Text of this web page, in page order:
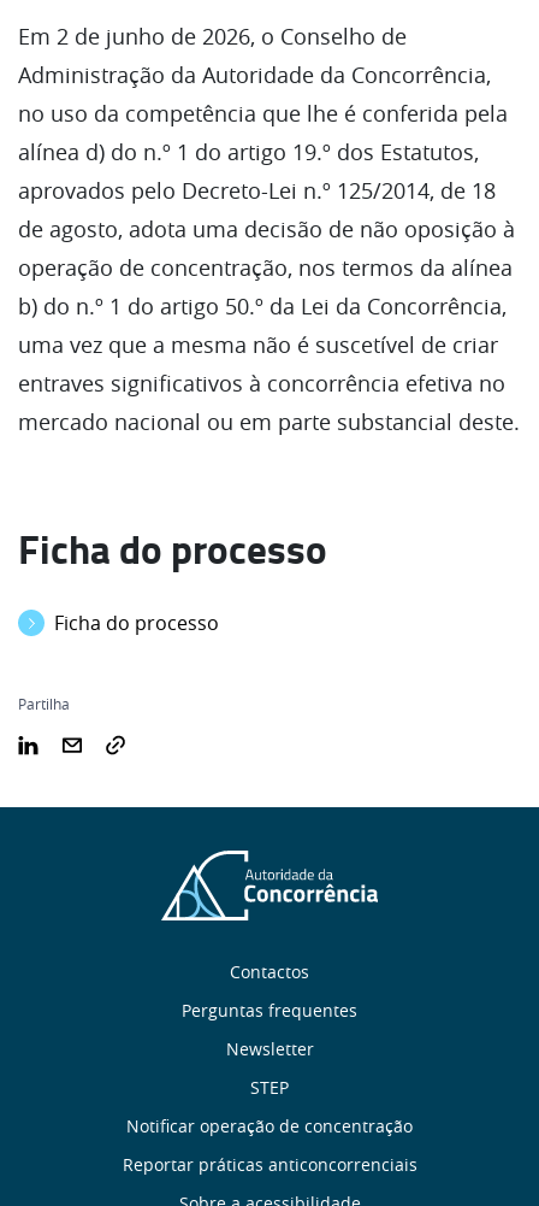
Em 2 de junho de 2026, o Conselho de
Administração da Autoridade da Concorrência,
no uso da competência que lhe é conferida pela
alínea d) do n.º 1 do artigo 19.º dos Estatutos,
aprovados pelo Decreto-Lei n.º 125/2014, de 18
de agosto, adota uma decisão de não oposição à
operação de concentração, nos termos da alínea
b) do n.º 1 do artigo 50.º da Lei da Concorrência,
uma vez que a mesma não é suscetível de criar
entraves significativos à concorrência efetiva no
mercado nacional ou em parte substancial deste.
Ficha do processo
Ficha do processo
Partilha
Contactos
Perguntas frequentes
Newsletter
STEP
Notificar operação de concentração
Reportar práticas anticoncorrenciais